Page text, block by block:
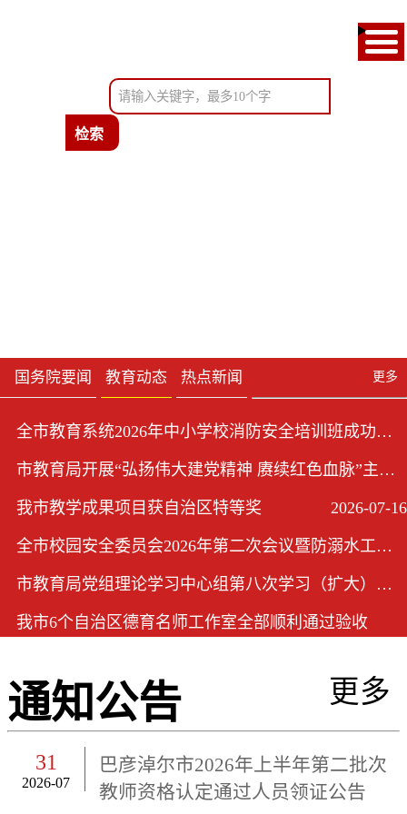
办事服务
国务院要闻 教育动态 更多
热点新闻
全市教育系统2026年中小学校消防安全培训班成功举办
2026-08-04
市教育局开展“弘扬伟大建党精神 赓续红色血脉”主题党日活动
2026-07-17
我市教学成果项目获自治区特等奖 2026-07-16
全市校园安全委员会2026年第二次会议暨防溺水工作会议在市教育局召开
2026-07-03
市教育局党组理论学习中心组第八次学习（扩大）会议召开
2026-06-24
我市6个自治区德育名师工作室全部顺利通过验收
通知公告 更多
31
2026-07
巴彦淖尔市2026年上半年第二批次
教师资格认定通过人员领证公告